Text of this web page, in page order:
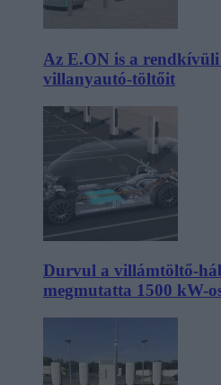
Az E.ON is a rendkívüli
villanyautó-töltőit
Durvul a villámtöltő-
megmutatta 1500 kW-